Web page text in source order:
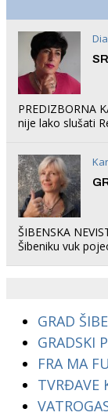
PREDIZBORNA
nije lako slušati
ŠIBENSKA
Šibeniku vuk
GRAD
GRADSKI
FRA MA FU
TVRĐAVE